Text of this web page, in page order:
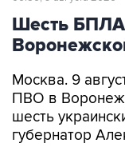
Шесть
Москва. 9
ПВО в
шесть
губернатор